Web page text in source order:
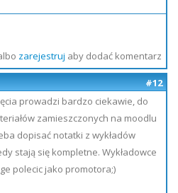
zarejestruj aby dodać komentarz
#12
prowadzi bardzo ciekawie, do
zamieszczonych na moodlu
dopisać notatki z wykładów
stają się kompletne. Wykładowce
polecic jako promotora;)